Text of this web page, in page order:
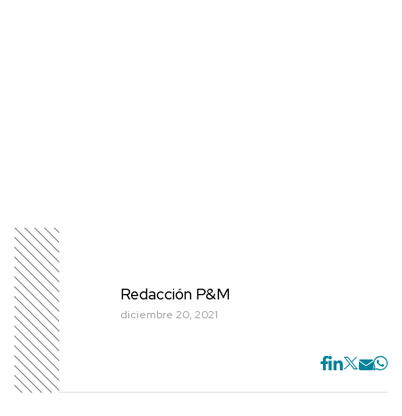
Redacción P&M
diciembre 20, 2021